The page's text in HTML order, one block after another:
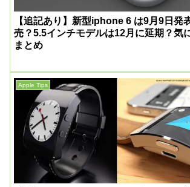
【追記あり】新型iphone 6 は9月9日発
売？5.5インチモデルは12月に延期？気
まとめ
Apple Tips